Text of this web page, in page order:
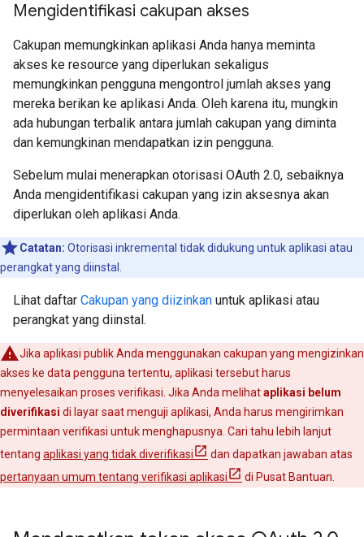
Mengidentifikasi cakupan akses
Cakupan memungkinkan aplikasi Anda hanya meminta
akses ke resource yang diperlukan sekaligus
memungkinkan pengguna mengontrol jumlah akses yang
mereka berikan ke aplikasi Anda. Oleh karena itu, mungkin
ada hubungan terbalik antara jumlah cakupan yang diminta
dan kemungkinan mendapatkan izin pengguna.
Sebelum mulai menerapkan otorisasi OAuth 2.0, sebaiknya
Anda mengidentifikasi cakupan yang izin aksesnya akan
diperlukan oleh aplikasi Anda.
Catatan: Otorisasi inkremental tidak didukung untuk aplikasi atau
perangkat yang diinstal.
Lihat daftar Cakupan yang diizinkan untuk aplikasi atau
perangkat yang diinstal.
Jika aplikasi publik Anda menggunakan cakupan yang mengizinkan
akses ke data pengguna tertentu, aplikasi tersebut harus
menyelesaikan proses verifikasi. Jika Anda melihataplikasi belum
diverifikasi di layar saat menguji aplikasi, Anda harus mengirimkan
permintaan verifikasi untuk menghapusnya. Cari tahu lebih lanjut
tentang aplikasi yang tidak diverifikasi
dan dapatkan jawaban atas
pertanyaan umum tentang verifikasi aplikasi
di Pusat Bantuan.